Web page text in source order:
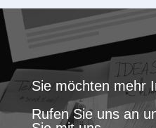
Sie möchten mehr
Rufen Sie uns an